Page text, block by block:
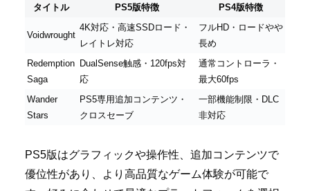
タイトル PS5版特徴 PS4版特徴
Voidwrought
4K対応・高速SSDロード・
レイトレ対応
フルHD・ロードやや
長め
Redemption
Saga
DualSense触感・120fps対
応
通常コントローラ・
最大60fps
Wander
Stars
PS5専用追加コンテンツ・
クロスセーブ
一部機能制限・DLC
非対応
PS5版はグラフィックや操作性、追加コンテンツで
優位性があり、より高品質なゲーム体験が可能で